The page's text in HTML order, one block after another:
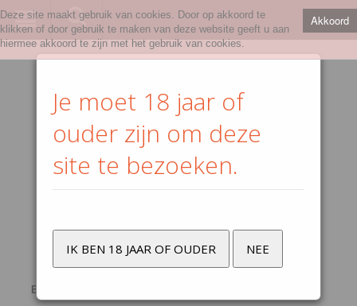
Bier
Je moet 18 jaar of
ouder zijn om deze
site te bezoeken.
IK BEN 18 JAAR OF OUDER NEE
Akkoord
Deze site maakt gebruik van cookies. Door op akkoord te
klikken of door gebruik te maken van deze website geeft u aan
hiermee akkoord te zijn met het gebruik van cookies.